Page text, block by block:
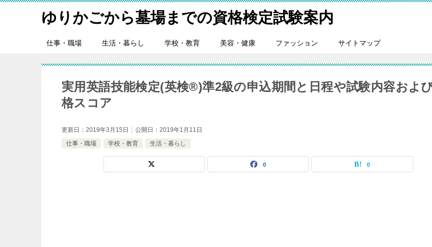
ゆりかごから墓場までの資格検定試験案内
仕事・職場 生活・暮らし 学校・教育 美容・健康 ファッション サイトマップ
実用英語技能検定(英検®)準2級の申込期間と日程や試験内容およ
格スコア
更新日： 2019年3月15日 公開日： 2019年1月11日
仕事・職場
学校・教育 生活・暮らし
0 0